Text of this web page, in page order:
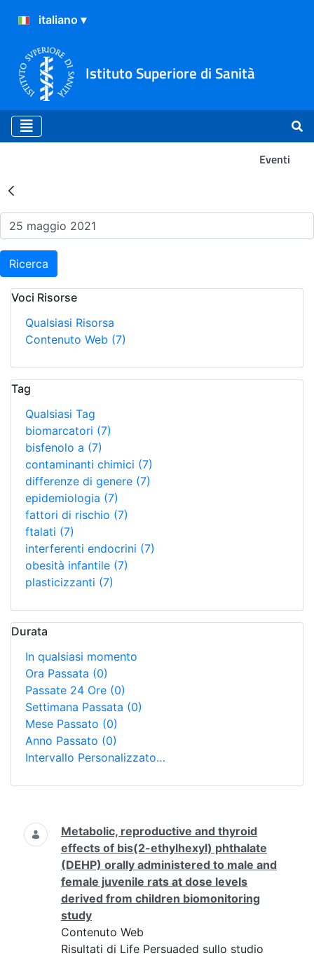
Istituto Superiore di Sanità
Eventi
Risultati della Ricerca -
Ricerca
Voci Risorse
Qualsiasi Risorsa
Contenuto Web (7)
Tag
Qualsiasi Tag
biomarcatori (7)
bisfenolo a (7)
contaminanti chimici (7)
differenze di genere (7)
epidemiologia (7)
fattori di rischio (7)
ftalati (7)
interferenti endocrini (7)
obesità infantile (7)
plasticizzanti (7)
Durata
In qualsiasi momento
Ora Passata (0)
Passate 24 Ore (0)
Settimana Passata (0)
Mese Passato (0)
Anno Passato (0)
Intervallo Personalizzato…
Ricerca
Metabolic, reproductive and thyroid
effects of bis(2-ethylhexyl) phthalate
(DEHP) orally administered to male and
female juvenile rats at dose levels
derived from children biomonitoring
study
Contenuto Web
Risultati di Life Persuaded sullo studio